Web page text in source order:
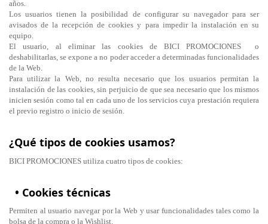
años.
Los usuarios tienen la posibilidad de configurar su navegador para ser
avisados de la recepción de cookies y para impedir la instalación en su
equipo.
El usuario, al eliminar las cookies de BICI PROMOCIONES o
deshabilitarlas, se expone a no poder acceder a determinadas funcionalidades
de la Web.
Para utilizar la Web, no resulta necesario que los usuarios permitan la
instalación de las cookies, sin perjuicio de que sea necesario que los mismos
inicien sesión como tal en cada uno de los servicios cuya prestación requiera
el previo registro o inicio de sesión.
¿Qué tipos de cookies usamos?
BICI PROMOCIONES utiliza cuatro tipos de cookies:
• Cookies técnicas
Permiten al usuario navegar por la Web y usar funcionalidades tales como la
bolsa de la compra o la Wishlist.